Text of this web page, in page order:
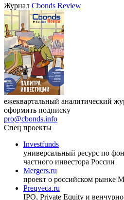
VIII международная
Республики Узбекистан»
17.09.2026, Ташкент
ЖурналCbonds Review
оформить подписку
pro@cbonds.info
Спец проекты
Investfunds
универсальный ресурс по
частного инвестора России